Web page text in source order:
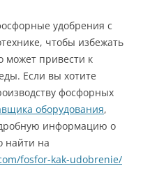
удобрения с
чтобы избежать
может привести к
Если вы хотите
фосфорных
оборудования,
информацию о
найти на
fosfor-kak-udobrenie/